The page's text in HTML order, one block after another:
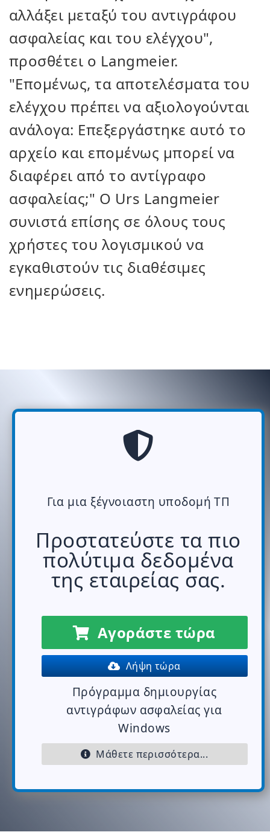
αλλάξει μεταξύ του αντιγράφου
ασφαλείας και του ελέγχου",
προσθέτει ο Langmeier.
"Επομένως, τα αποτελέσματα του
ελέγχου πρέπει να αξιολογούνται
ανάλογα: Επεξεργάστηκε αυτό το
αρχείο και επομένως μπορεί να
διαφέρει από το αντίγραφο
ασφαλείας;" Ο Urs Langmeier
συνιστά επίσης σε όλους τους
χρήστες του λογισμικού να
εγκαθιστούν τις διαθέσιμες
ενημερώσεις.
Για μια ξέγνοιαστη υποδομή ΤΠ
Προστατεύστε τα πιο
πολύτιμα δεδομένα
της εταιρείας σας.
Αγοράστε τώρα
Λήψη τώρα
Πρόγραμμα δημιουργίας
αντιγράφων ασφαλείας για
Windows
Μάθετε περισσότερα...